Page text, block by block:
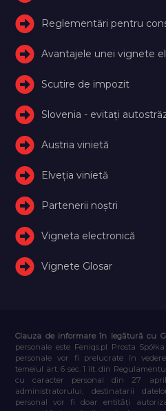
Reglementări pentru
Avantajele unei vignete
Scutire de impozit
Slovenia - evitați
Austria vinietă
Elveţia vinietă
Partenerii noștri
Vigneta electronică
Vignete Glosar
Clauza de informare în legătură cu
personale este Feniqs.pl Prosta
personale vor fi prelucrate în
temeiul art. 6 sec. 1 lit. din
cu caracter personal din 27
administratorului, destinatarii
personal vor fi doar entități